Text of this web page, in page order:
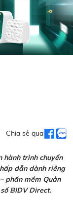
Chia sẻ qua
hành trình chuyển
dẫn dành riêng
phần mềm Quản
BIDV Direct.